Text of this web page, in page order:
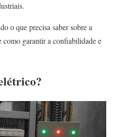
o que precisa saber sobre a
como garantir a confiabilidade e